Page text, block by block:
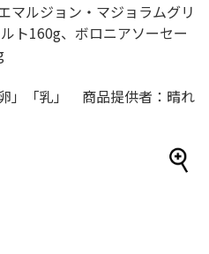
ルジョン・マジョラムグリ
ト160g、ボロニアソーセー
」「乳」 商品提供者：晴れ